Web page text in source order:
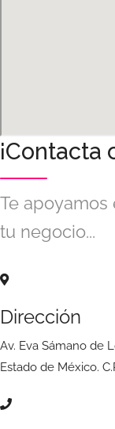
¡Contacta
Te
tu negocio...
Dirección
Av. Eva Sámano de
Estado de México.